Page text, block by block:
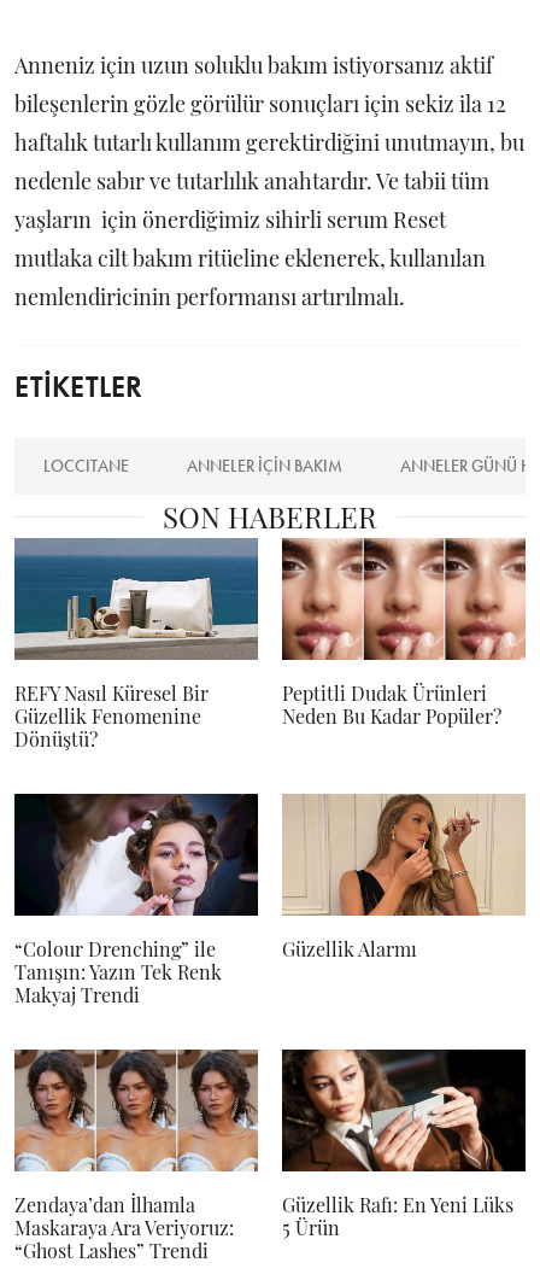
Anneniz için uzun soluklu bakım istiyorsanız aktif
bileşenlerin gözle görülür sonuçları için sekiz ila 12
haftalık tutarlı kullanım gerektirdiğini unutmayın, bu
nedenle sabır ve tutarlılık anahtardır. Ve tabii tüm
yaşların için önerdiğimiz sihirli serum Reset
mutlaka cilt bakım ritüeline eklenerek, kullanılan
nemlendiricinin performansı artırılmalı.
ETİKETLER
LOCCITANE ANNELER IÇIN BAKIM ANNELER GÜNÜ
SON HABERLER
REFY Nasıl Küresel Bir
Güzellik Fenomenine
Dönüştü?
Peptitli Dudak Ürünleri
Neden Bu Kadar Popüler?
“Colour Drenching” ile
Tanışın: Yazın Tek Renk
Makyaj Trendi
Güzellik Alarmı
Zendaya’dan İlhamla
Maskaraya Ara Veriyoruz:
“Ghost Lashes” Trendi
Güzellik Rafı: En Yeni Lüks
5 Ürün